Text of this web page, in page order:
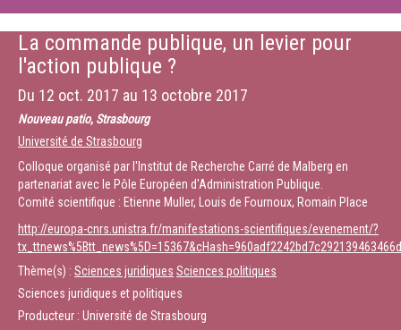
La commande publique, un levier pour
l'action publique ?
Du 12 oct. 2017 au 13 octobre 2017
Nouveau patio, Strasbourg
Université de Strasbourg
Colloque organisé par l'Institut de Recherche Carré de Malberg en
partenariat avec le Pôle Européen d'Administration Publique.
Comité scientifique : Etienne Muller, Louis de Fournoux, Romain Place
http://europa-cnrs.unistra.fr/manifestations-scientifiques/evenement/?
Thème(s) : Sciences juridiques Sciences politiques
Sciences juridiques et politiques
Producteur : Université de Strasbourg